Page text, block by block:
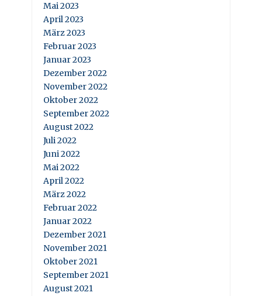
Mai 2023
April 2023
März 2023
Februar 2023
Januar 2023
Dezember 2022
November 2022
Oktober 2022
September 2022
August 2022
Juli 2022
Juni 2022
Mai 2022
April 2022
März 2022
Februar 2022
Januar 2022
Dezember 2021
November 2021
Oktober 2021
September 2021
August 2021